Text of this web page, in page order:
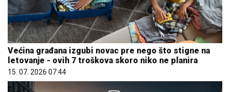
Većina građana izgubi novac pre nego što stigne na
letovanje - ovih 7 troškova skoro niko ne planira
15. 07. 2026 07:44